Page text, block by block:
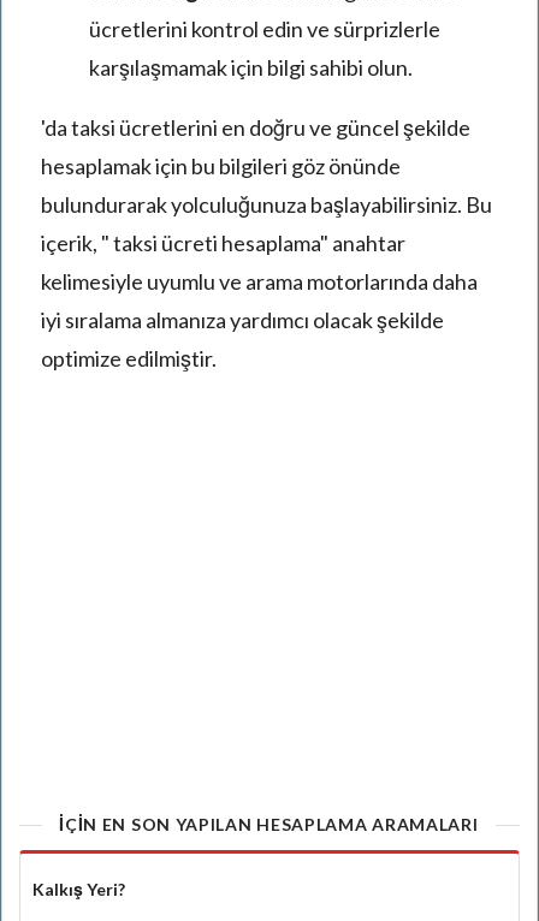
ücretlerini kontrol edin ve sürprizlerle
karşılaşmamak için bilgi sahibi olun.
'da taksi ücretlerini en doğru ve güncel şekilde
hesaplamak için bu bilgileri göz önünde
bulundurarak yolculuğunuza başlayabilirsiniz. Bu
içerik, " taksi ücreti hesaplama" anahtar
kelimesiyle uyumlu ve arama motorlarında daha
iyi sıralama almanıza yardımcı olacak şekilde
optimize edilmiştir.
IÇIN EN SON YAPILAN HESAPLAMA ARAMALARI
Kalkış Yeri?